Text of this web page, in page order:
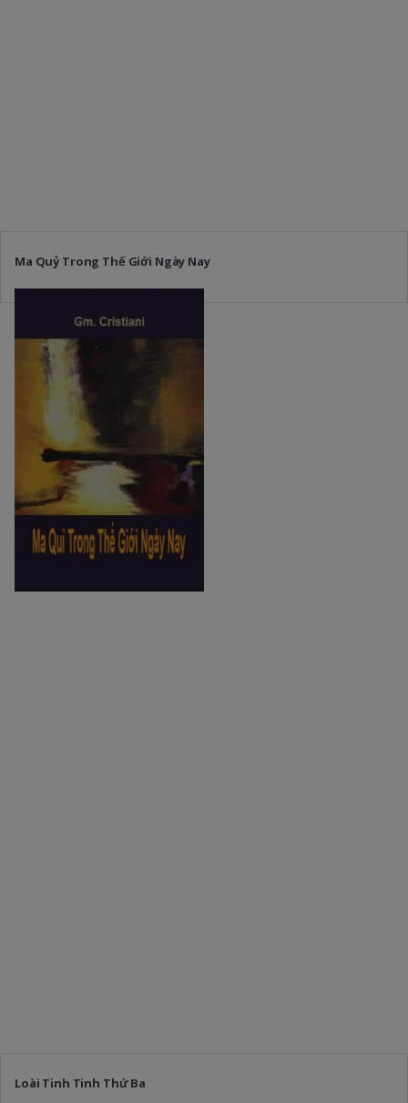
Ma Quỷ Trong Thế Giới Ngày Nay
Loài Tinh Tinh Thứ Ba